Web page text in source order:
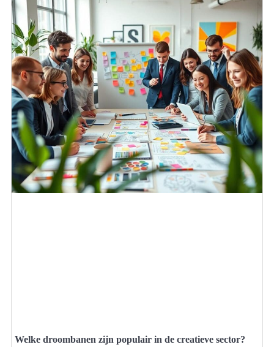
Welke droombanen zijn populair in de creatieve sector?